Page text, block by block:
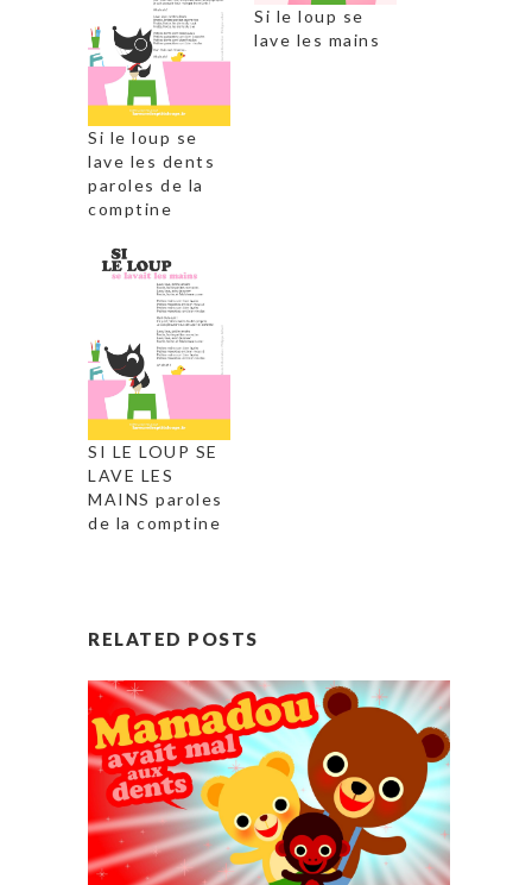
Si le loup se
lave les dents
paroles de la
comptine
Si le loup se
lave les mains
SI LE LOUP SE
LAVE LES
MAINS paroles
de la comptine
RELATED POSTS